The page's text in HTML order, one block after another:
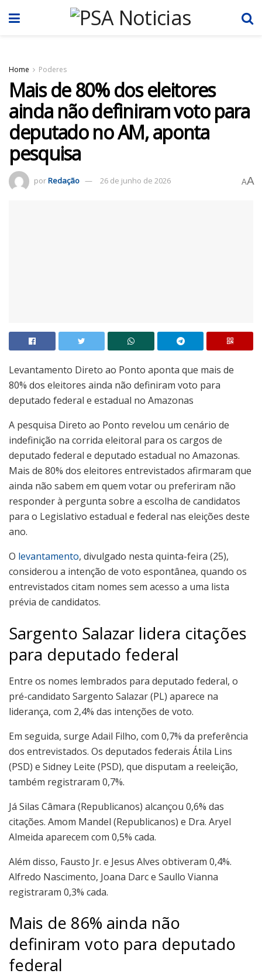
Home Poderes
Mais de 80% dos eleitores
ainda não definiram voto para
deputado no AM, aponta
pesquisa
porRedação 26 de junho de 2026 AA
Levantamento Direto ao Ponto aponta que mais de
80% dos eleitores ainda não definiram voto para
deputado federal e estadual no Amazonas
A pesquisa Direto ao Ponto revelou um cenário de
indefinição na corrida eleitoral para os cargos de
deputado federal e deputado estadual no Amazonas.
Mais de 80% dos eleitores entrevistados afirmaram que
ainda não sabem em quem votar ou preferiram não
responder à pergunta sobre a escolha de candidatos
para o Legislativo estadual e federal nas eleições deste
ano.
O levantamento, divulgado nesta quinta-feira (25),
considerou a intenção de voto espontânea, quando os
entrevistados citam nomes sem acesso a uma lista
prévia de candidatos.
Sargento Salazar lidera citações
para deputado federal
Entre os nomes lembrados para deputado federal, o
pré-candidato Sargento Salazar (PL) aparece na
liderança, com 2,4% das intenções de voto.
Em seguida, surge Adail Filho, com 0,7% da preferência
dos entrevistados. Os deputados federais Átila Lins
(PSD) e Sidney Leite (PSD), que disputam a reeleição,
também registraram 0,7%.
Já Silas Câmara (Republicanos) alcançou 0,6% das
citações. Amom Mandel (Republicanos) e Dra. Aryel
Almeida aparecem com 0,5% cada.
Além disso, Fausto Jr. e Jesus Alves obtiveram 0,4%.
Alfredo Nascimento, Joana Darc e Saullo Vianna
registraram 0,3% cada.
Mais de 86% ainda não
definiram voto para deputado
federal